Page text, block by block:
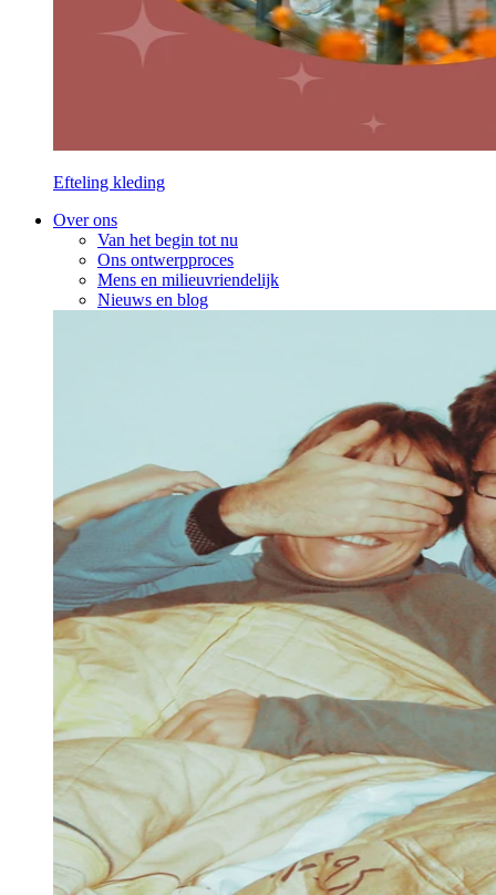
Efteling kleding
Over ons
Van het begin tot nu
Ons ontwerpproces
Mens en milieuvriendelijk
Nieuws en blog